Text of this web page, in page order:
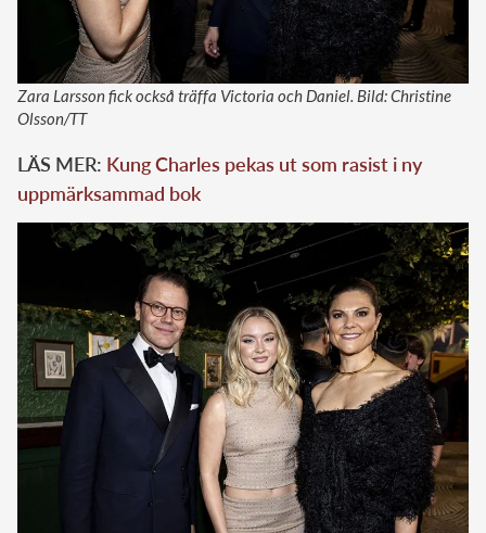
Zara Larsson fick också träffa Victoria och Daniel. Bild: Christine
Olsson/TT
LÄS MER: Kung Charles pekas ut som rasist i ny
uppmärksammad bok